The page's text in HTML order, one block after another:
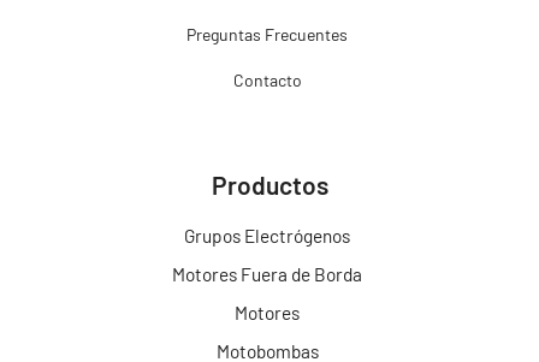
Preguntas Frecuentes
Contacto
Productos
Grupos Electrógenos
Motores Fuera de Borda
Motores
Motobombas